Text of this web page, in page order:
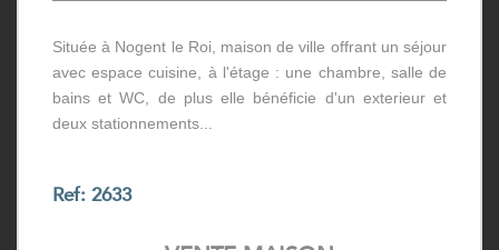
Située à Nogent le Roi, maison de ville offrant un séjour
avec espace cuisine, à l'étage : une chambre, salle de
bains et WC, de plus elle bénéficie d'un exterieur et
deux stationnements...
Ref: 2633